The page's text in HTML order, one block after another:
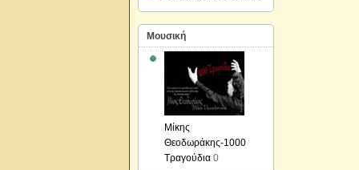
Μουσική
Μίκης
Θεοδωράκης-1000
Τραγούδια 0